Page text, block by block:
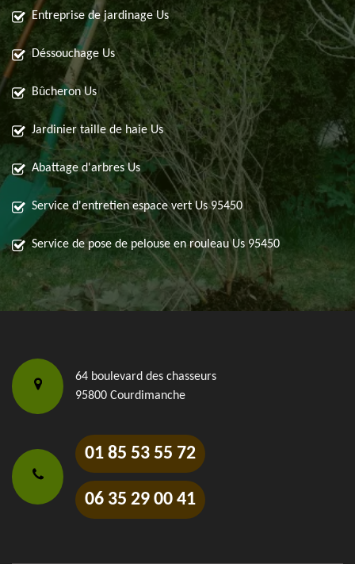
Entreprise de jardinage Us
Déssouchage Us
Bûcheron Us
Jardinier taille de haie Us
Abattage d'arbres Us
Service d'entretien espace vert Us 95450
Service de pose de pelouse en rouleau Us 95450
64 boulevard des chasseurs
95800 Courdimanche
01 85 53 55 72
06 35 29 00 41